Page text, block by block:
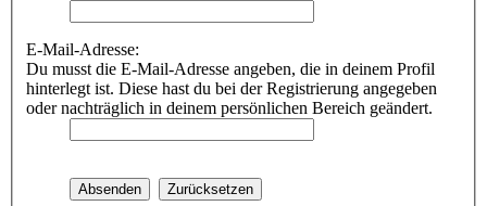
E-Mail-Adresse:
Du musst die E-Mail-Adresse angeben, die in deinem Profil
hinterlegt ist. Diese hast du bei der Registrierung angegeben
oder nachträglich in deinem persönlichen Bereich geändert.